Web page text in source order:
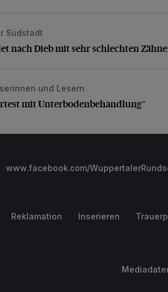
nach Dieb mit sehr schlechten Zähnen
Südstadt
nach Dieb mit sehr schlechten
mit Unterbodenbehandlung“
und Lesern
mit Unterbodenbehandlung“
www.facebook.com/
Reklamation Inserieren